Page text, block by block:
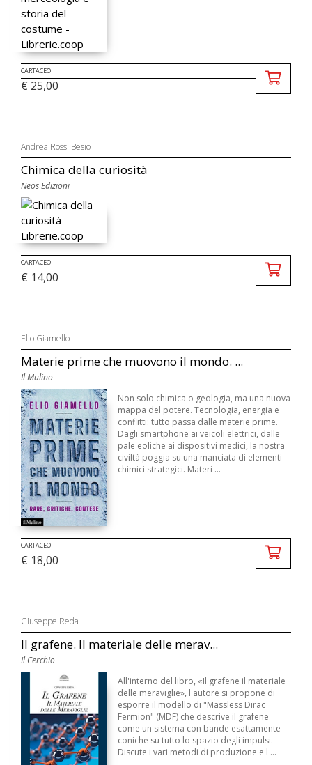
CARTACEO
€ 25,00
Andrea Rossi Besio
Chimica della curiosità
Neos Edizioni
CARTACEO
€ 14,00
Elio Giamello
Materie prime che muovono il mondo. ...
Il Mulino
Non solo chimica o geologia, ma una nuova
mappa del potere. Tecnologia, energia e
conflitti: tutto passa dalle materie prime.
Dagli smartphone ai veicoli elettrici, dalle
pale eoliche ai dispositivi medici, la nostra
civiltà poggia su una manciata di elementi
chimici strategici. Materi ...
CARTACEO
€ 18,00
Giuseppe Reda
Il grafene. Il materiale delle merav...
Il Cerchio
All'interno del libro, «Il grafene il materiale
delle meraviglie», l'autore si propone di
esporre il modello di "Massless Dirac
Fermion" (MDF) che descrive il grafene
come un sistema con bande esattamente
coniche su tutto lo spazio degli impulsi.
Discute i vari metodi di produzione e l ...